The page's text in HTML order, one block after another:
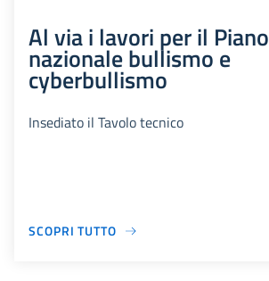
Al via i lavori per il Piano
nazionale bullismo e
cyberbullismo
Insediato il Tavolo tecnico
SCOPRI TUTTO